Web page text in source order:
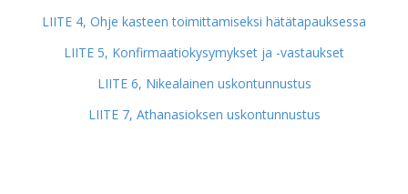
LIITE 4, Ohje kasteen toimittamiseksi hätätapauksessa
LIITE 5, Konfirmaatiokysymykset ja -vastaukset
LIITE 6, Nikealainen uskontunnustus
LIITE 7, Athanasioksen uskontunnustus